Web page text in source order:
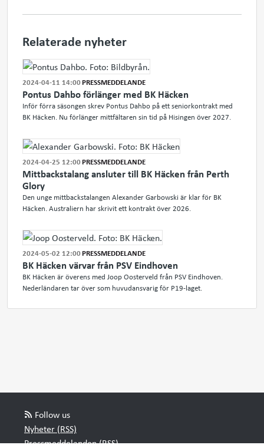
Relaterade nyheter
2024-04-11 14:00PRESSMEDDELANDE
Pontus Dahbo förlänger med BK Häcken
Inför förra säsongen skrev Pontus Dahbo på ett seniorkontrakt med
BK Häcken. Nu förlänger mittfältaren sin tid på Hisingen över 2027.
2024-04-25 12:00PRESSMEDDELANDE
Mittbackstalang ansluter till BK Häcken från Perth
Glory
Den unge mittbackstalangen Alexander Garbowski är klar för BK
Häcken. Australiern har skrivit ett kontrakt över 2026.
2024-05-02 12:00PRESSMEDDELANDE
BK Häcken värvar från PSV Eindhoven
BK Häcken är överens med Joop Oosterveld från PSV Eindhoven.
Nederländaren tar över som huvudansvarig för P19-laget.
Follow us
Nyheter (RSS)